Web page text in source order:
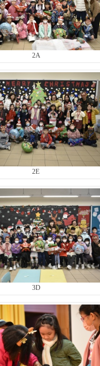
2A
2E
3D